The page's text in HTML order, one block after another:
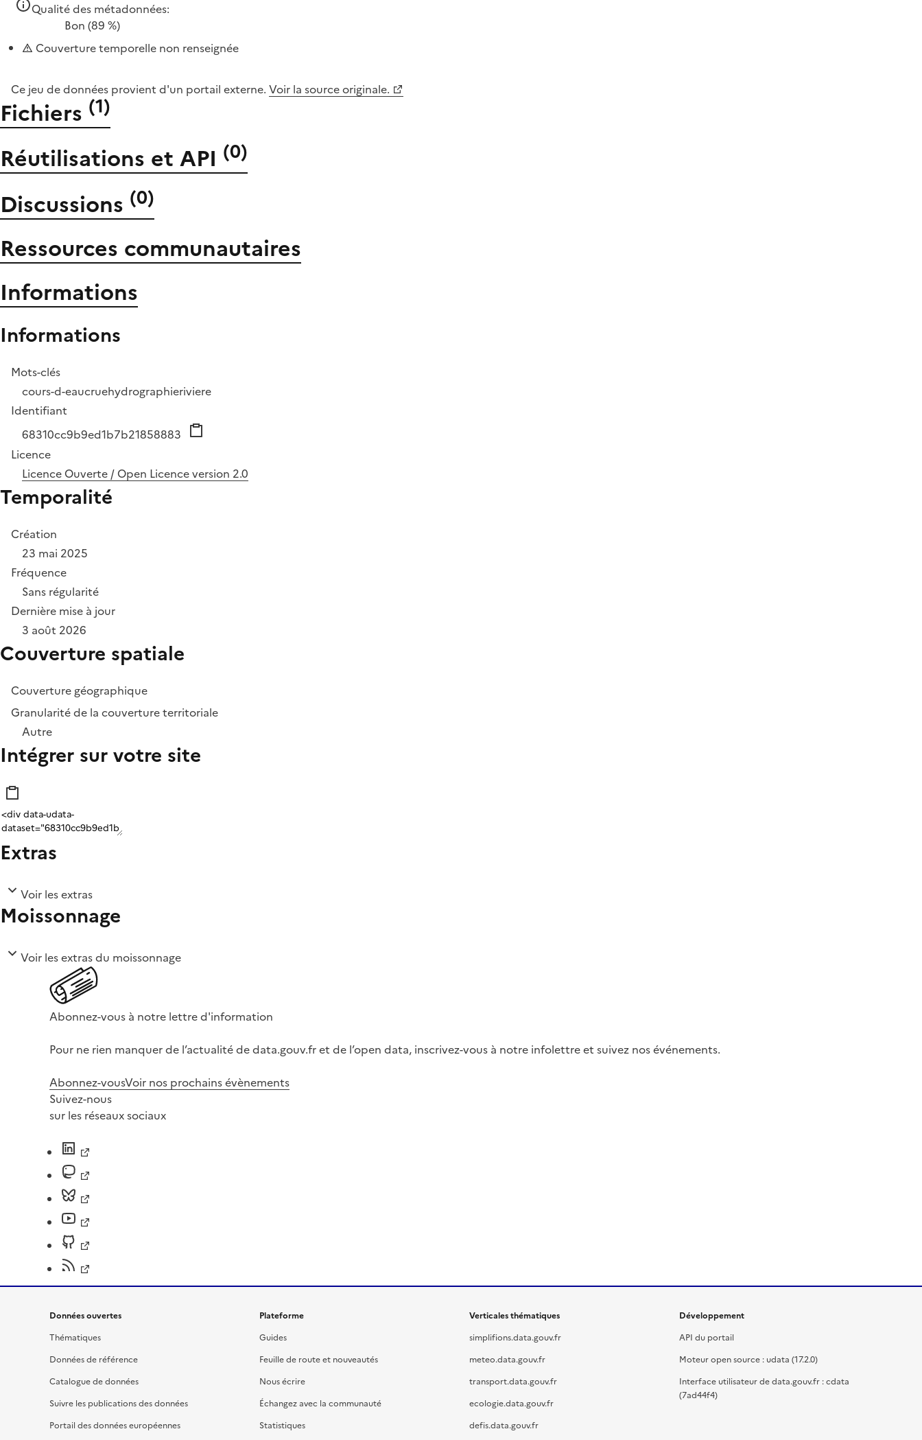
Qualité des métadonnées:
Bon (89 %)
Couverture temporelle non renseignée
Ce jeu de données provient d'un portail externe. Voir la source originale.
Fichiers (1)
Réutilisations et API (0)
Discussions (0)
Ressources communautaires
Informations
Informations
Mots-clés
cours-d-eaucruehydrographieriviere
Identifiant
68310cc9b9ed1b7b21858883
Licence
Licence Ouverte / Open Licence version 2.0
Temporalité
Création
23 mai 2025
Fréquence
Sans régularité
Dernière mise à jour
3 août 2026
Couverture spatiale
Couverture géographique
Granularité de la couverture territoriale
Autre
Intégrer sur votre site
Extras
Voir les extras
Moissonnage
Voir les extras du moissonnage
Abonnez-vous à notre lettre d'information
Pour ne rien manquer de l’actualité de data.gouv.fr et de l’open data, inscrivez-vous à notre infolettre et suivez nos événements.
Abonnez-vousVoir nos prochains évènements
Suivez-nous
sur les réseaux sociaux
Données ouvertes
Thématiques
Données de référence
Catalogue de données
Suivre les publications des données
Portail des données européennes
Plateforme
Guides
Feuille de route et nouveautés
Nous écrire
Échangez avec la communauté
Statistiques
Verticales thématiques
simplifions.data.gouv.fr
meteo.data.gouv.fr
transport.data.gouv.fr
ecologie.data.gouv.fr
defis.data.gouv.fr
Développement
API du portail
Moteur open source : udata (17.2.0)
Interface utilisateur de data.gouv.fr : cdata
(7ad44f4)